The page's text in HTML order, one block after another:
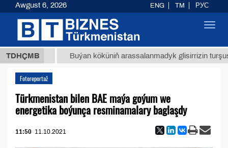
TDHÇMB
ТМТ Buýan köküniň arassalanmadyk glisirrizin turşusy (t.)
Fotoreportaž
Türkmenistan bilen BAE maýa goýum we
energetika boýunça resminamalary baglaşdy
11:50 11.10.2021
Awgust 6, 2026 ENG TM РУС